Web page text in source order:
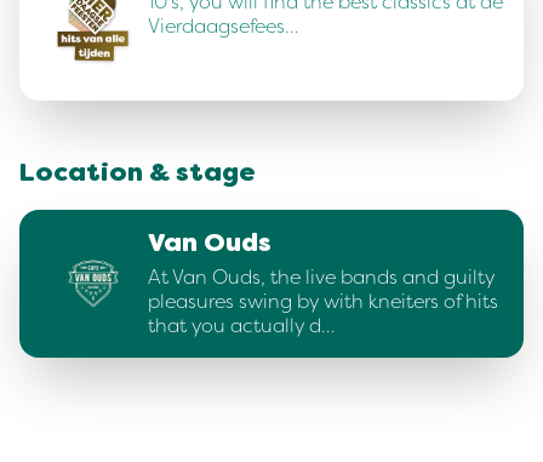
Vierdaagsefees…
Location & stage
Van Ouds
At Van Ouds, the live bands and guilty
pleasures swing by with kneiters of hits
that you actually d…